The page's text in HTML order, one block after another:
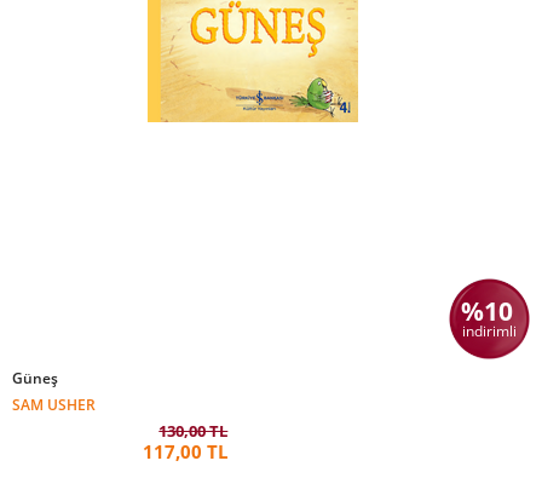
%10
indirimli
Güneş
SAM USHER
130,00 TL
117,00 TL